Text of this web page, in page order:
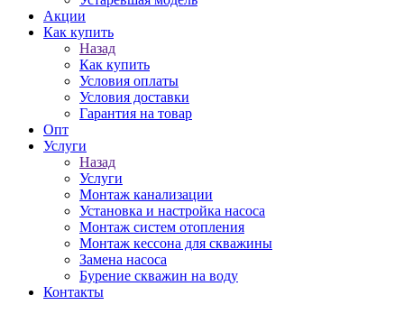
Акции
Как купить
Назад
Как купить
Условия оплаты
Условия доставки
Гарантия на товар
Опт
Услуги
Назад
Услуги
Монтаж канализации
Установка и настройка насоса
Монтаж систем отопления
Монтаж кессона для скважины
Замена насоса
Бурение скважин на воду
Контакты